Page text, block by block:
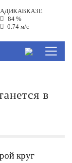
84 %
0.74 м/с
в
круг